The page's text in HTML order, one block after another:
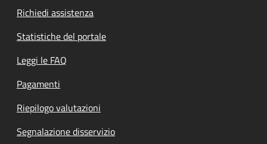
Richiedi assistenza
Statistiche del portale
Leggi le FAQ
Pagamenti
Riepilogo valutazioni
Segnalazione disservizio